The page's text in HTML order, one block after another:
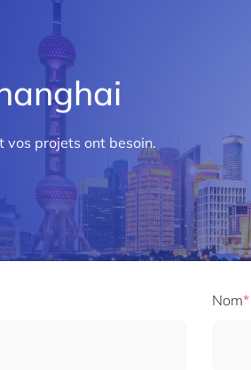
vos projets ont besoin.
Nom